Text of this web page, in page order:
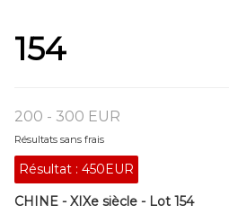
154
200 - 300 EUR
Résultats sans frais
Résultat : 450EUR
CHINE - XIXe siècle - Lot 154